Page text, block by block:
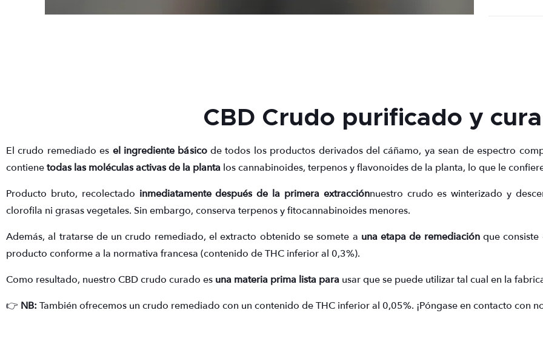
CBD Crudo purificado y
El crudo remediado es el ingrediente básico de todos los productos derivados del cáñamo, ya sean de espectro
contienetodas las moléculas activas de la planta los cannabinoides, terpenos y flavonoides de la planta, lo que le
Producto bruto, recolectado inmediatamente después de la primera extracciónnuestro crudo es winterizado y
clorofila ni grasas vegetales. Sin embargo, conserva terpenos y fitocannabinoides menores.
Además, al tratarse de un crudo remediado, el extracto obtenido se somete a una etapa de remediaciónque consiste
producto conforme a la normativa francesa (contenido de THC inferior al 0,3%).
Como resultado, nuestro CBD crudo curado es una materia prima lista para usar que se puede utilizar tal cual en la
👉 NB: También ofrecemos un crudo remediado con un contenido de THC inferior al 0,05%. ¡Póngase en contacto con